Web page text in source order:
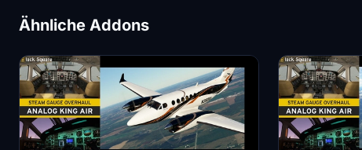
Ähnliche Addons